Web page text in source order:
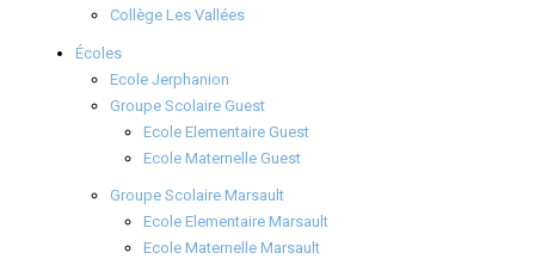
Collège Les Vallées
Écoles
Ecole Jerphanion
Groupe Scolaire Guest
Ecole Elementaire Guest
Ecole Maternelle Guest
Groupe Scolaire Marsault
Ecole Elementaire Marsault
Ecole Maternelle Marsault